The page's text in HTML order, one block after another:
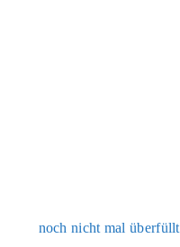
noch nicht mal über­füllt